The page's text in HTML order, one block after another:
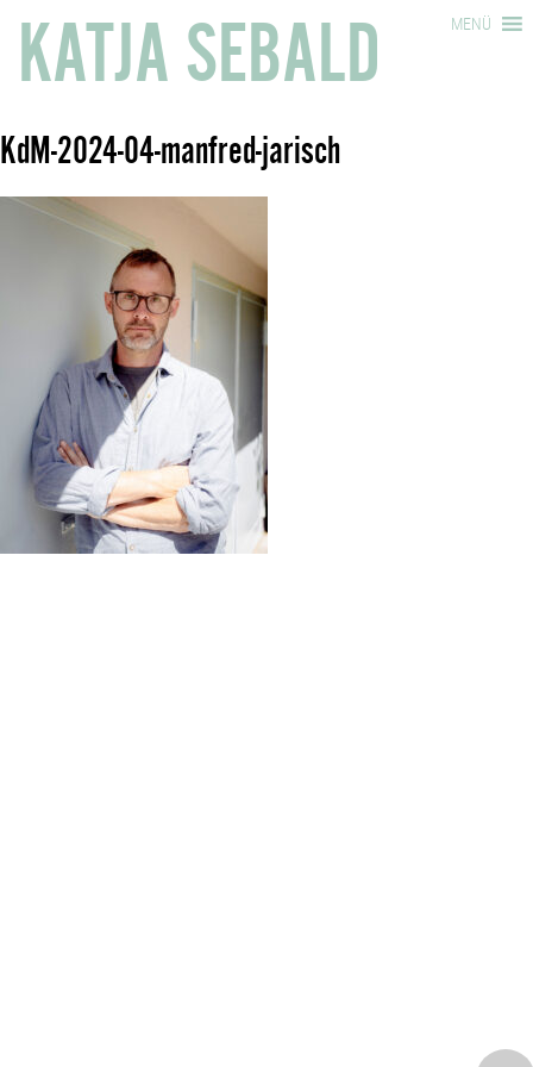
KATJA SEBALD MENÜ
KdM-2024-04-manfred-jarisch